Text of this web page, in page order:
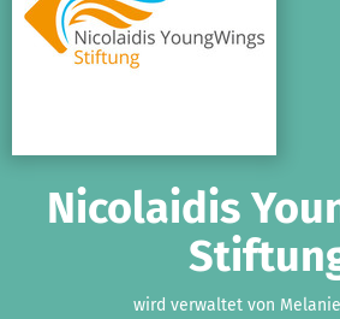
Nicolaidis
wird verwaltet von